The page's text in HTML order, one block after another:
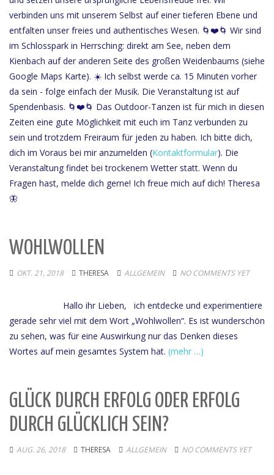
verbinden uns mit unserem Selbst auf einer tieferen Ebene und
entfalten unser freies und authentisches Wesen. 🌀❤️🌀 Wir sind
im Schlosspark in Herrsching: direkt am See, neben dem
Kienbach auf der anderen Seite des großen Weidenbaums (siehe
Google Maps Karte). ☀️ Ich selbst werde ca. 15 Minuten vorher
da sein - folge einfach der Musik. Die Veranstaltung ist auf
Spendenbasis. 🌀❤️🌀 Das Outdoor-Tanzen ist für mich in diesen
Zeiten eine gute Möglichkeit mit euch im Tanz verbunden zu
sein und trotzdem Freiraum für jeden zu haben. Ich bitte dich,
dich im Voraus bei mir anzumelden (Kontaktformular). Die
Veranstaltung findet bei trockenem Wetter statt. Wenn du
Fragen hast, melde dich gerne! Ich freue mich auf dich! Theresa
🦋
WOHLWOLLEN
OKT. 21, 2018 THERESA ALLGEMEIN NO COMMENTS YET
Hallo ihr Lieben, ich entdecke und experimentiere
gerade sehr viel mit dem Wort „Wohlwollen“. Es ist wunderschön
zu sehen, was für eine Auswirkung nur das Denken dieses
Wortes auf mein gesamtes System hat. (mehr …)
GLÜCK DURCH ERFOLG ODER ERFOLG
DURCH GLÜCKLICH SEIN?
AUG. 26, 2018 THERESA ALLGEMEIN NO COMMENTS YET